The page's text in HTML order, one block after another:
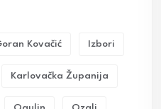
Kovačić Izbori
Karlovačka Županija